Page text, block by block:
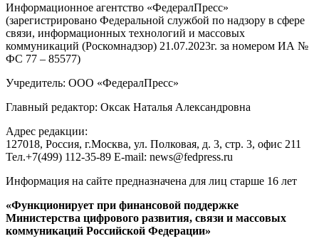
Информационное агентство «ФедералПресс»
(зарегистрировано Федеральной службой по надзору в сфере
связи, информационных технологий и массовых
коммуникаций (Роскомнадзор) 21.07.2023г. за номером ИА №
ФС 77 – 85577)
Учредитель: ООО «ФедералПресс»
Главный редактор: Оксак Наталья Александровна
Адрес редакции:
127018, Россия, г.Москва, ул. Полковая, д. 3, стр. 3, офис 211
Тел.+7(499) 112-35-89 E-mail: news@fedpress.ru
Информация на сайте предназначена для лиц старше 16 лет
«Функционирует при финансовой поддержке
Министерства цифрового развития, связи и массовых
коммуникаций Российской Федерации»